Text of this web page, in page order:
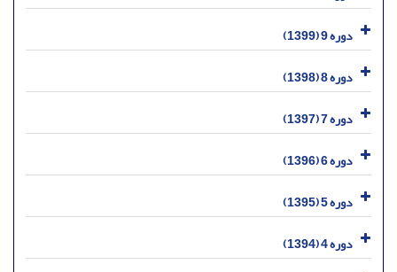
دوره 9 (1399)
دوره 8 (1398)
دوره 7 (1397)
دوره 6 (1396)
دوره 5 (1395)
دوره 4 (1394)